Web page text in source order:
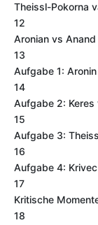
Theissl-Pokorna
12
Aronian vs Anand
13
Aufgabe 1:
14
Aufgabe 2: Keres
15
Aufgabe 3:
16
Aufgabe 4:
17
Kritische
18